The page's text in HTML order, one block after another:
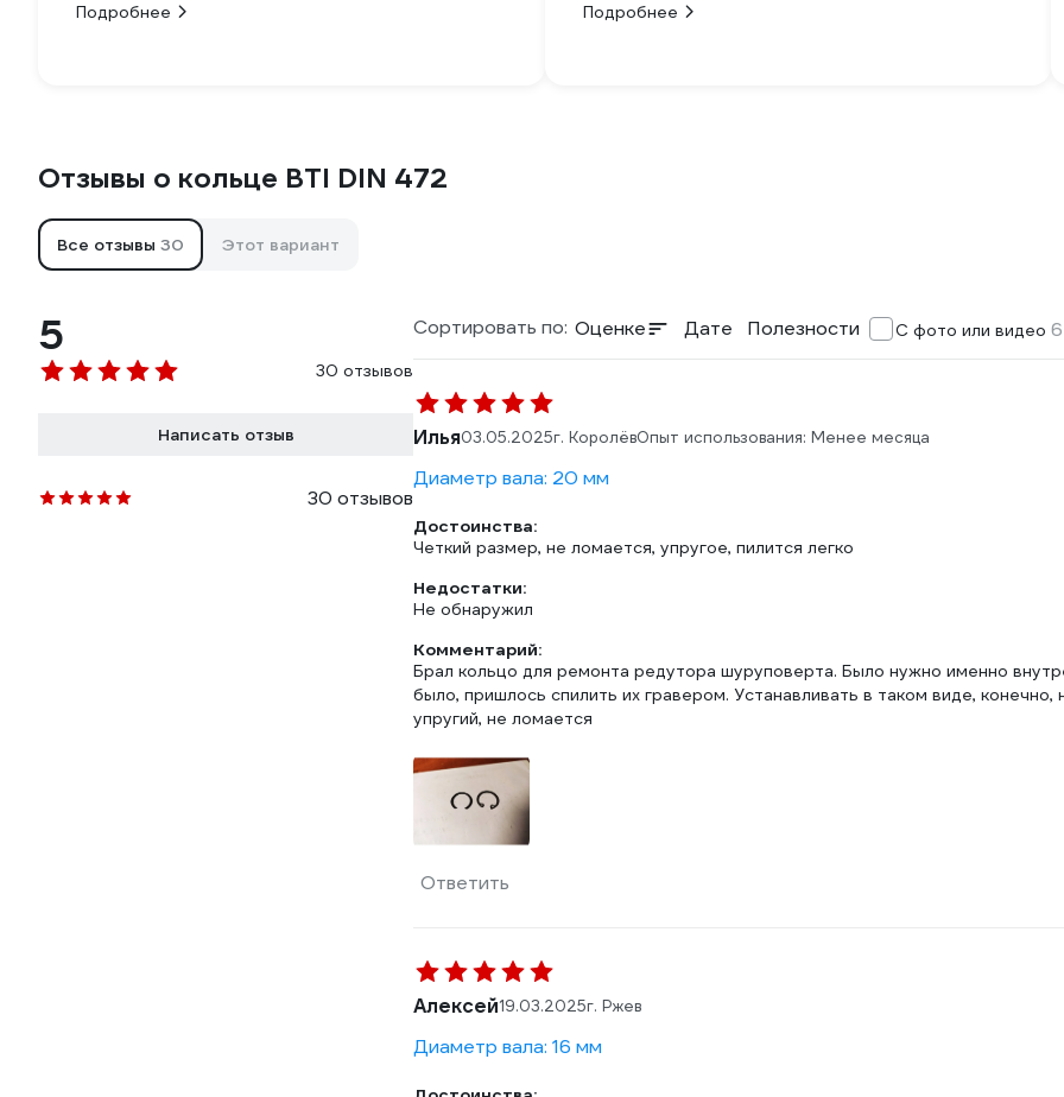
Подробнее
Подробнее
Отзывы о кольце BTI DIN 472
Все отзывы 30 Этот вариант
5
30 отзывов
Написать отзыв
30 отзывов
Сортировать по: Оценке Дате Полезности С фото или видео 6
Илья03.05.2025г. КоролёвОпыт использования: Менее месяца
Диаметр вала: 20 мм
Достоинства:
Четкий размер, не ломается, упругое, пилится легко
Недостатки:
Не обнаружил
Комментарий:
Брал кольцо для ремонта редутора шуруповерта. Было нужно именно
было, пришлось спилить их гравером. Устанавливать в таком виде,
упругий, не ломается
Ответить
Алексей19.03.2025г. Ржев
Диаметр вала: 16 мм